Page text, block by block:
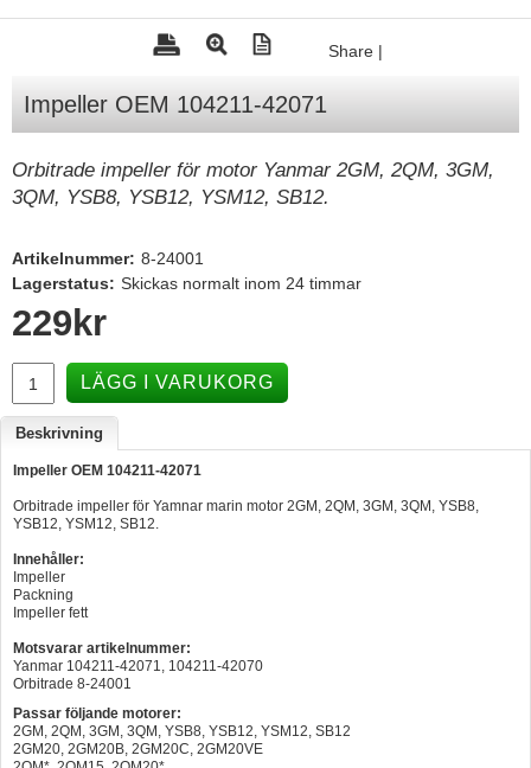
Mercury Servicedelar
Lowrance
Humminbird
Simrad
Båttillbehör
Hummertina
Varta - Batterier
Victron - Batteriladdare
CTEK - Batteriladdare
Webasto - Dieselvärmare
Kamasa Tools - Verktyg
Calix - Packline - Takboxar
Thule - Takboxar
Thule - Lasthållare
LAGERRENSING
Begagnade Motorer & Båtar
Share |
Impeller OEM 104211-42071
Orbitrade impeller för motor Yanmar 2GM, 2QM, 3GM,
3QM, YSB8, YSB12, YSM12, SB12.
Artikelnummer: 8-24001
Lagerstatus: Skickas normalt inom 24 timmar
229 kr
LÄGG I VARUKORG
Beskrivning
Impeller OEM 104211-42071
Orbitrade impeller för Yamnar marin motor 2GM, 2QM, 3GM, 3QM, YSB8,
YSB12, YSM12, SB12.
Innehåller:
Impeller
Packning
Impeller fett
Motsvarar artikelnummer:
Yanmar 104211-42071, 104211-42070
Orbitrade 8-24001
Passar följande motorer:
2GM, 2QM, 3GM, 3QM, YSB8, YSB12, YSM12, SB12
2GM20, 2GM20B, 2GM20C, 2GM20VE